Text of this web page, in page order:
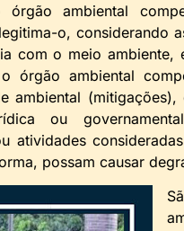
ambiental
o, considerando
com o meio
órgão ambiental
ambiental
ou
atividades
possam causar